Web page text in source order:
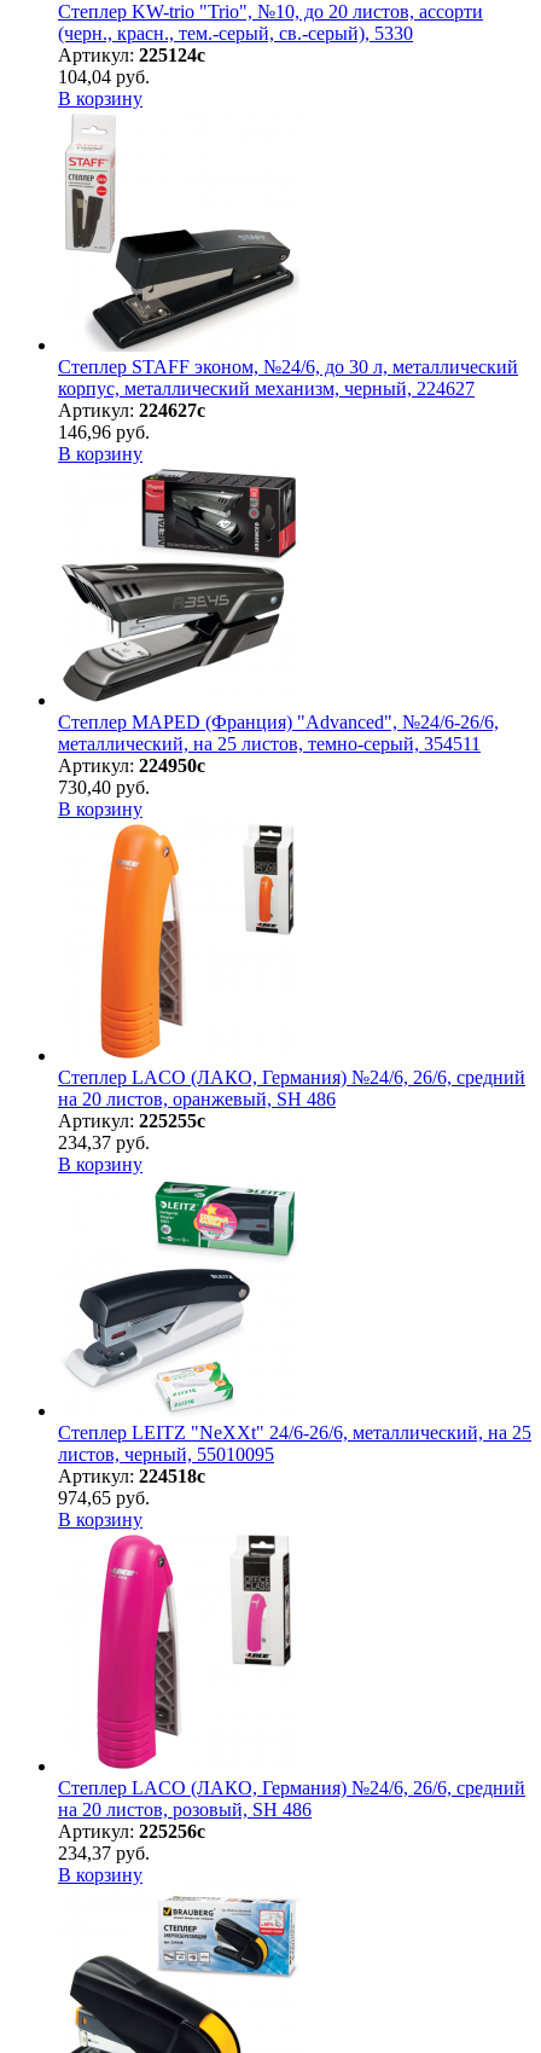
Степлер KW-trio "Trio", №10, до 20 листов, ассорти
(черн., красн., тем.-серый, св.-серый), 5330
Артикул: 225124с
104,04 руб.
В корзину
Степлер STAFF эконом, №24/6, до 30 л, металлический
корпус, металлический механизм, черный, 224627
Артикул: 224627с
146,96 руб.
В корзину
Степлер MAPED (Франция) "Advanced", №24/6-26/6,
металлический, на 25 листов, темно-серый, 354511
Артикул: 224950с
730,40 руб.
В корзину
Степлер LACO (ЛАКО, Германия) №24/6, 26/6, средний
на 20 листов, оранжевый, SH 486
Артикул: 225255с
234,37 руб.
В корзину
Степлер LEITZ "NeXXt" 24/6-26/6, металлический, на 25
листов, черный, 55010095
Артикул: 224518с
974,65 руб.
В корзину
Степлер LACO (ЛАКО, Германия) №24/6, 26/6, средний
на 20 листов, розовый, SH 486
Артикул: 225256с
234,37 руб.
В корзину